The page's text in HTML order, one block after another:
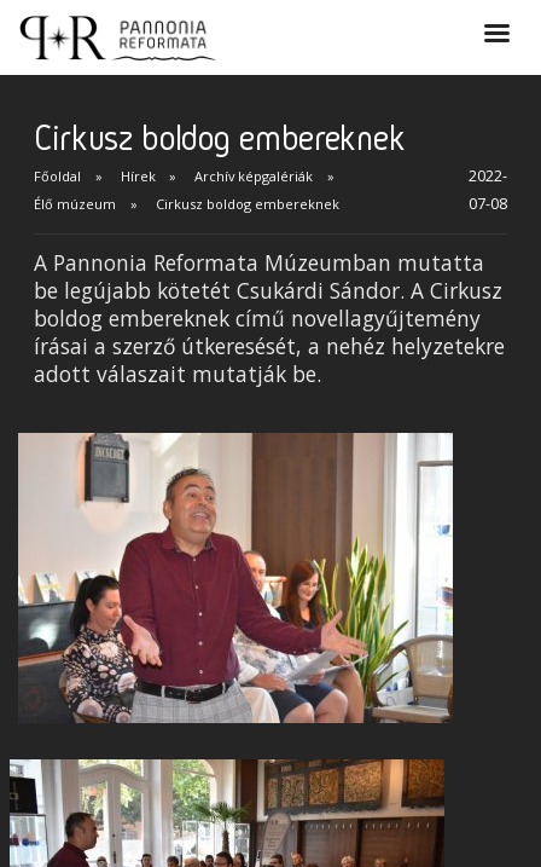
Cirkusz boldog embereknek
Főoldal Hírek
Archív képgalériák
Élő múzeum
Cirkusz boldog embereknek
2022-
07-08
A Pannonia Reformata Múzeumban mutatta
be legújabb kötetét Csukárdi Sándor. A Cirkusz
boldog embereknek című novellagyűjtemény
írásai a szerző útkeresését, a nehéz helyzetekre
adott válaszait mutatják be.